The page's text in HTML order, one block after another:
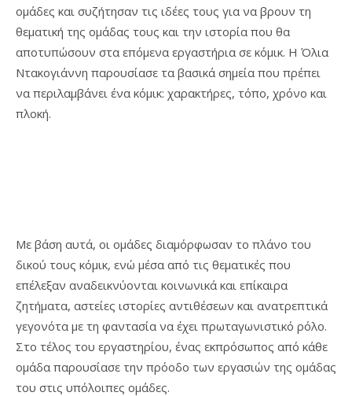
ομάδες και συζήτησαν τις ιδέες τους για να βρουν τη
θεματική της ομάδας τους και την ιστορία που θα
αποτυπώσουν στα επόμενα εργαστήρια σε κόμικ. Η Όλια
Ντακογιάννη παρουσίασε τα βασικά σημεία που πρέπει
να περιλαμβάνει ένα κόμικ: χαρακτήρες, τόπο, χρόνο και
πλοκή.
Με βάση αυτά, οι ομάδες διαμόρφωσαν το πλάνο του
δικού τους κόμικ, ενώ μέσα από τις θεματικές που
επέλεξαν αναδεικνύονται κοινωνικά και επίκαιρα
ζητήματα, αστείες ιστορίες αντιθέσεων και ανατρεπτικά
γεγονότα με τη φαντασία να έχει πρωταγωνιστικό ρόλο.
Στο τέλος του εργαστηρίου, ένας εκπρόσωπος από κάθε
ομάδα παρουσίασε την πρόοδο των εργασιών της ομάδας
του στις υπόλοιπες ομάδες.